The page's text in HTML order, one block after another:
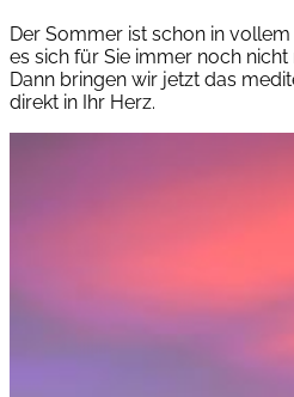
Der Sommer ist schon in
es sich für Sie immer noch
Dann bringen wir jetzt das
direkt in Ihr Herz.